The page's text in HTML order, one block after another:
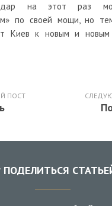
на этот раз
по своей мощи, но
Киев к новым и
ПОСТ
ПОДЕЛИТЬСЯ